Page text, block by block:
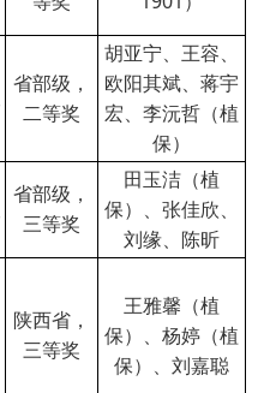
省部级，
二等奖
胡亚宁、王容、
欧阳其斌、蒋宇
宏、李沅哲（植
保）
省部级，
三等奖
田玉洁（植
保）、张佳欣、
刘缘、陈昕
陕西省，
三等奖
王雅馨（植
保）、杨婷（植
保）、刘嘉聪